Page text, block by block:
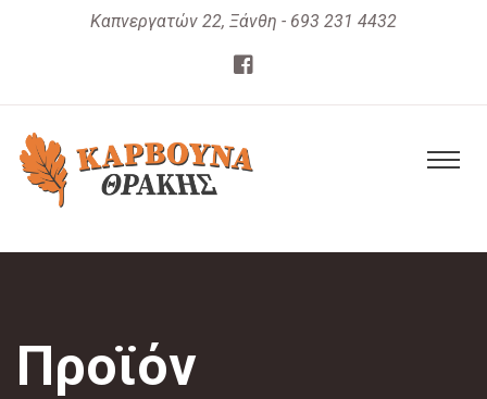
Καπνεργατών 22, Ξάνθη - 693 231 4432
Προϊόν